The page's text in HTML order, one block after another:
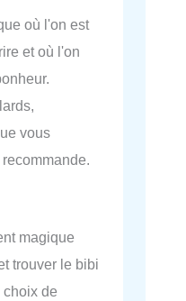
où l'on est
et où l'on
vous
magique
trouver le bibi
de